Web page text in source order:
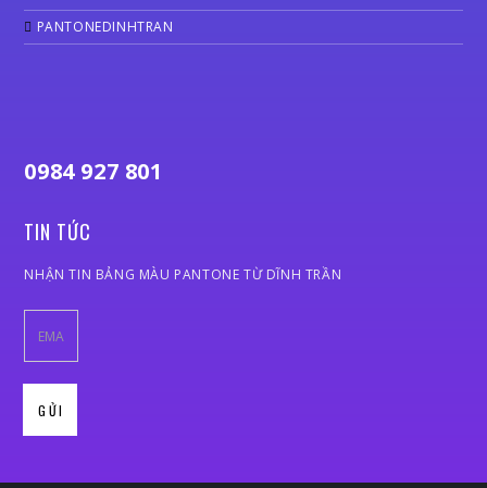
PANTONEDINHTRAN
0984 927 801
TIN TỨC
NHẬN TIN BẢNG MÀU PANTONE TỪ DĨNH TRẦN